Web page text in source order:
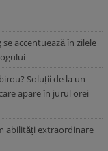
accentuează în zilele
Soluții de la un
apare în jurul orei
abilități extraordinare